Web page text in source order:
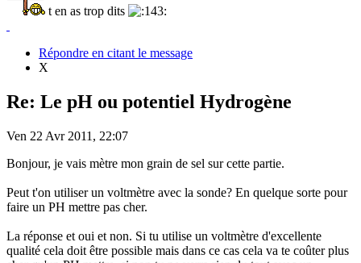
t en as trop dits
Répondre en citant le message
X
Re: Le pH ou potentiel Hydrogène
Ven 22 Avr 2011, 22:07
Bonjour, je vais mètre mon grain de sel sur cette partie.
Peut t'on utiliser un voltmètre avec la sonde? En quelque sorte pour
faire un PH mettre pas cher.
La réponse et oui et non. Si tu utilise un voltmètre d'excellente
qualité cela doit être possible mais dans ce cas cela va te coûter plus